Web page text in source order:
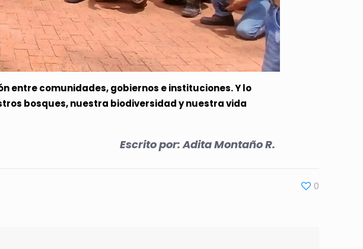
entre comunidades, gobiernos e instituciones. Y lo
bosques, nuestra biodiversidad y nuestra vida
Escrito por: Adita Montaño R.
0